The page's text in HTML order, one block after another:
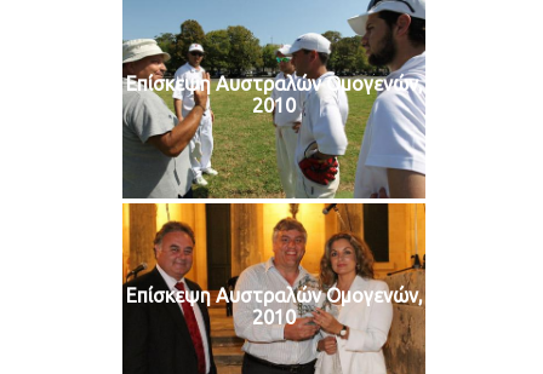
Επίσκεψη Αυστραλών Ομογενών,
2010
Επίσκεψη Αυστραλών Ομογενών,
2010